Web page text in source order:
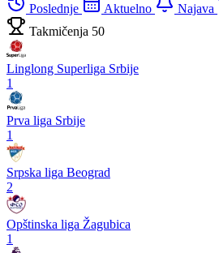
Poslednje
Aktuelno Najava
Takmičenja 50
Linglong Superliga Srbije
1
Prva liga Srbije
1
Srpska liga Beograd
2
Opštinska liga Žagubica
1